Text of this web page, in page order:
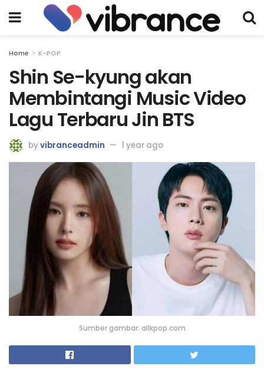
Home K-POP
Shin Se-kyung akan
Membintangi Music Video
Lagu Terbaru Jin BTS
byvibranceadmin 1 year ago
Sumber gambar: allkpop.com